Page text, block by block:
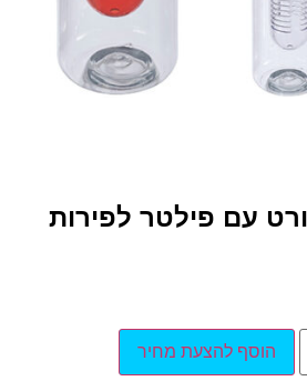
הוסף להצעת מחיר